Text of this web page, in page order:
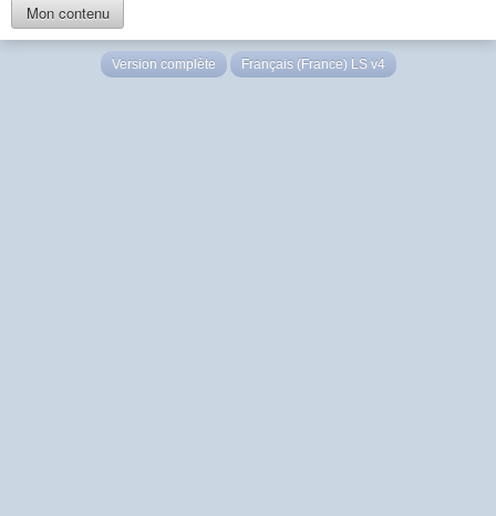
Mon contenu
Version complète Français (France) LS v4